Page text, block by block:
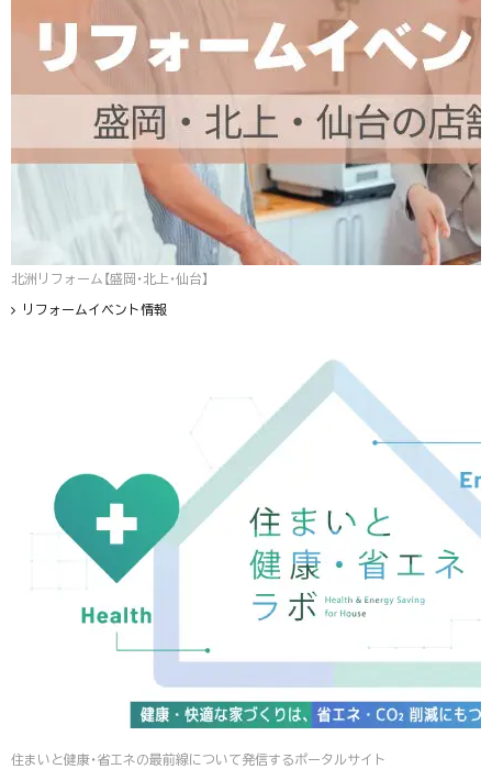
北洲リフォーム【盛岡・北上・仙台】
リフォームイベント情報
住まいと健康・省エネの最前線について発信するポータルサイト